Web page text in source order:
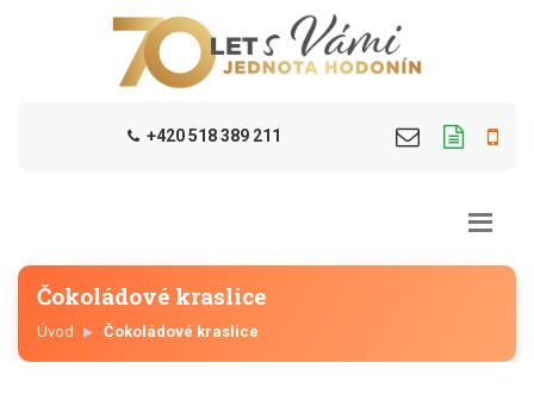
+420 518 389 211
Čokoládové kraslice
Úvod Čokoládové kraslice